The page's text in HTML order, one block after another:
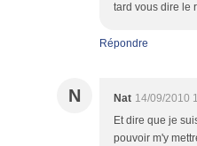
tard vous dire le
Répondre
N Nat 14/09/2010
Et dire que je
pouvoir m'y